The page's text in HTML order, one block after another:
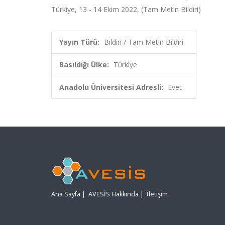
Türkiye, 13 - 14 Ekim 2022, (Tam Metin Bildiri)
Yayın Türü: Bildiri / Tam Metin Bildiri
Basıldığı Ülke: Türkiye
Anadolu Üniversitesi Adresli: Evet
Ana Sayfa | AVESİS Hakkında | İletişim